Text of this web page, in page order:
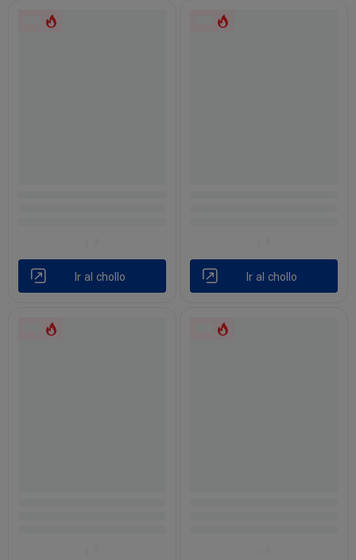
Ir al chollo Ir al chollo